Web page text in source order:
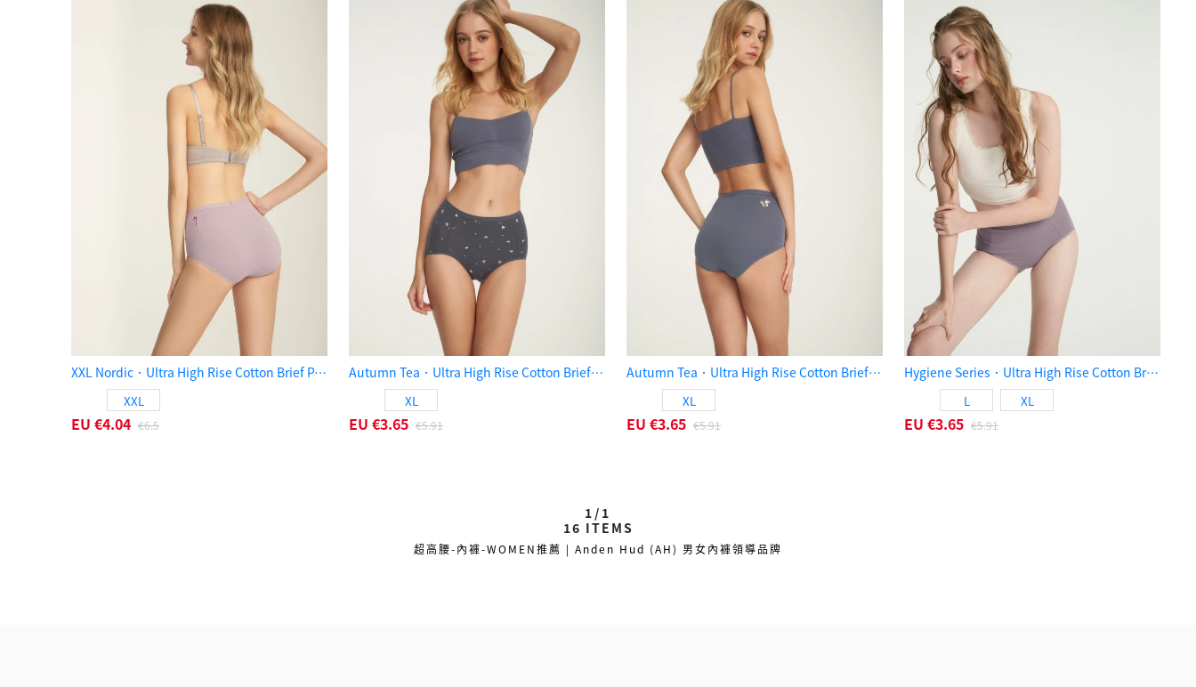
XXL Nordic．Ultra High Rise Cotton Brief Panty（Sea Fog）
XXL
EU €4.04 €6.5
Autumn Tea．Ultra High Rise Cotton Brief Panty（Fluttering Daisies）
XL
EU€3.65 €5.91
Autumn Tea．Ultra High Rise Cotton Brief Panty（Grisaille）
XL
EU€3.65 €5.91
Hygiene Series．Ultra High Rise Cotton Brief Panty（Purple Dove）
L XL
EU€3.65 €5.91
1/1
16 ITEMS
超高腰-內褲-WOMEN推薦 | Anden Hud (AH) 男女內褲領導品牌